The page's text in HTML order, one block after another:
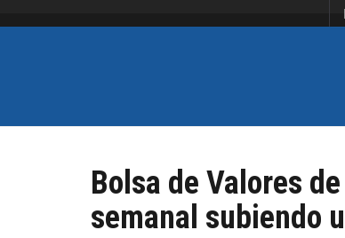
Bolsa de Valores
semanal subiendo